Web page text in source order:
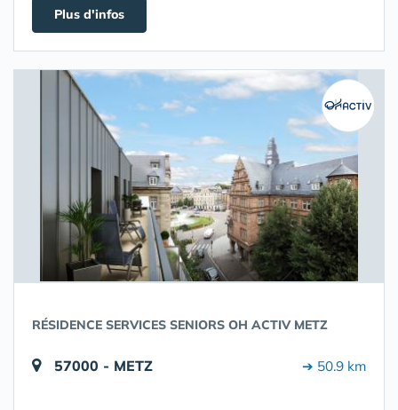
Plus d'infos
RÉSIDENCE SERVICES SENIORS OH ACTIV METZ
57000 - METZ ➔ 50.9 km